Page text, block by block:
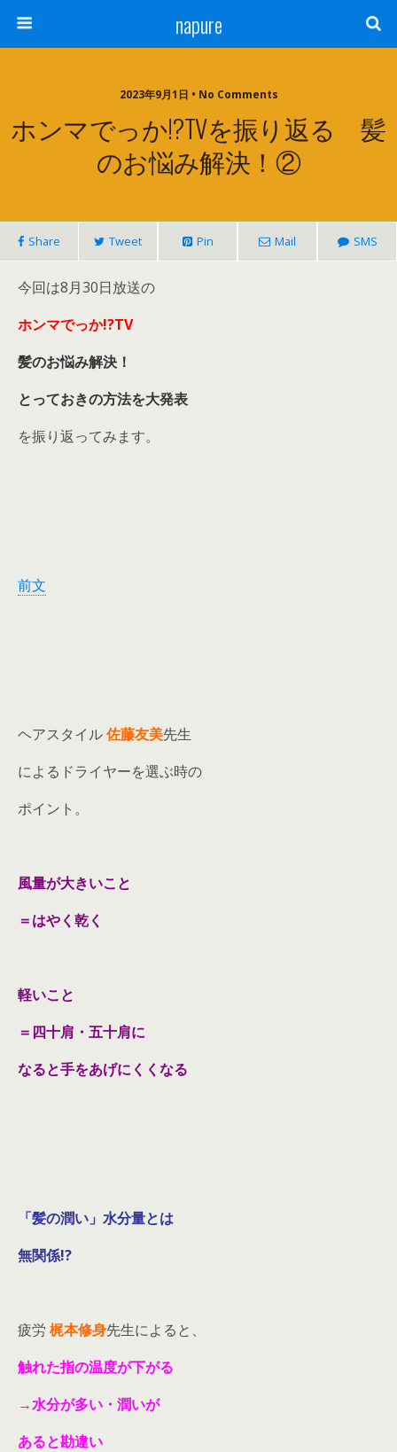
napure
2023年9月1日 • No Comments
ホンマでっか!?TVを振り返る 髪
のお悩み解決！②
Share Tweet Pin Mail SMS
今回は8月30日放送の
ホンマでっか!?TV
髪のお悩み解決！
とっておきの方法を大発表
を振り返ってみます。
前文
ヘアスタイル佐藤友美先生
によるドライヤーを選ぶ時の
ポイント。
風量が大きいこと
＝はやく乾く
軽いこと
＝四十肩・五十肩に
なると手をあげにくくなる
「髪の潤い」水分量とは
無関係!?
疲労 梶本修身先生によると、
触れた指の温度が下がる
→水分が多い・潤いが
あると勘違い